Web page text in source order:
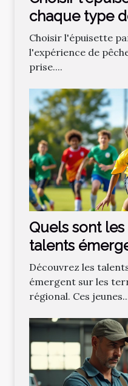
chaque type
Choisir l'épuisette
l'expérience de
prise....
Quels sont
talents
football
Découvrez les
émergent sur les
régional. Ces